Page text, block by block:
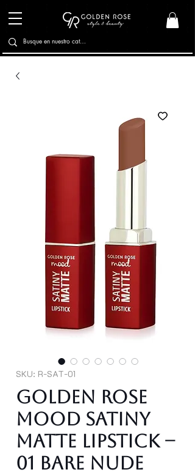
SKU: R-SAT-01
Golden Rose
Mood Satiny
Matte Lipstick –
01 Bare Nude